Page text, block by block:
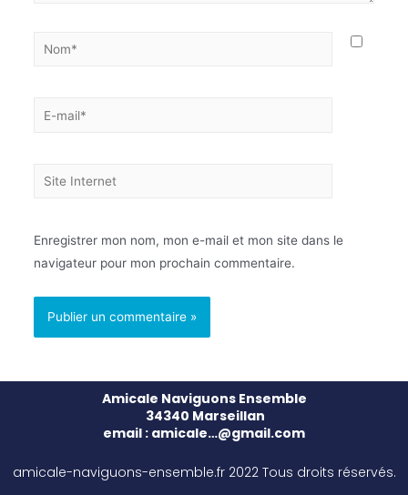
Enregistrer mon nom, mon e-mail et mon site dans le
navigateur pour mon prochain commentaire.
Amicale Naviguons Ensemble
34340 Marseillan
email : amicale…@gmail.com
amicale-naviguons-ensemble.fr 2022 Tous droits réservés.